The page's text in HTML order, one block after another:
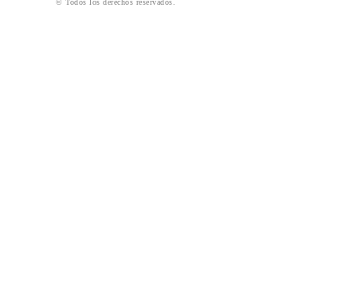
© Todos los derechos reservados.